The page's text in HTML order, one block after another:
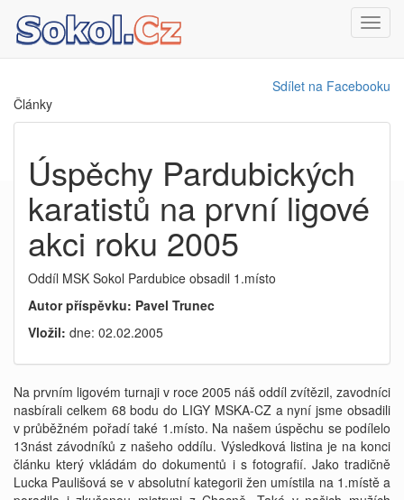
Sdílet na Facebooku
Články
Úspěchy Pardubických
karatistů na první ligové
akci roku 2005
Oddíl MSK Sokol Pardubice obsadil 1.místo
Autor příspěvku: Pavel Trunec
Vložil: dne: 02.02.2005
Na prvním ligovém turnaji v roce 2005 náš oddíl zvítězil, zavodníci
nasbírali celkem 68 bodu do LIGY MSKA-CZ a nyní jsme obsadili
v průběžném pořadí také 1.místo. Na našem úspěchu se podílelo
13nást závodníků z našeho oddílu. Výsledková listina je na konci
článku který vkládám do dokumentů i s fotografií. Jako tradičně
Lucka Paulišová se v absolutní kategorii žen umístila na 1.místě a